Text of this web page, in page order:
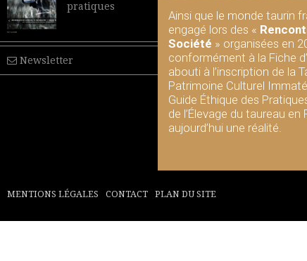
pratiques
Newsletter
Ainsi que le monde taurin
engagé lors des «
Société » organisées en
conformément à la Fiche
abouti à l’inscription de la
Patrimoine Culturel
Guide Éthique des
de l’Élevage du taureau en
aujourd’hui une réalité.
MENTIONS LÉGALES CONTACT PLAN DU SITE